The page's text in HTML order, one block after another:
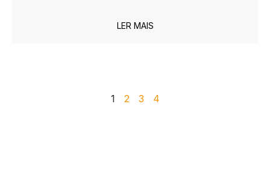
LER MAIS
1 2 3 4